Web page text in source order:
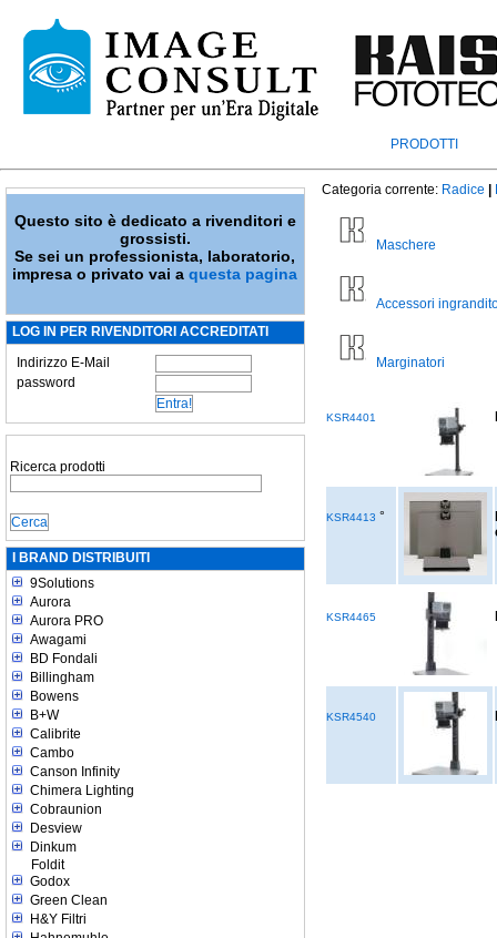
PRODOTTI
Questo sito è dedicato a rivenditori e
grossisti.
Se sei un professionista, laboratorio,
impresa o privato vai aquesta pagina
LOG IN PER RIVENDITORI ACCREDITATI
Indirizzo E-Mail
password
Ricerca prodotti
I BRAND DISTRIBUITI
9Solutions
Aurora
Aurora PRO
Awagami
BD Fondali
Billingham
Bowens
B+W
Calibrite
Cambo
Canson Infinity
Chimera Lighting
Cobraunion
Desview
Dinkum
Foldit
Godox
Green Clean
H&Y Filtri
Categoria corrente: Radice
Maschere
Accessori
Marginatori
KSR4401
KSR4413 °
KSR4465
KSR4540